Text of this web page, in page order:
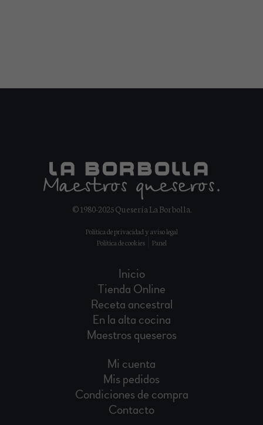
© 1980-2025 Quesería La Borbolla.
Política de privacidad yaviso legal
Política de cookies|Panel
Inicio
Tienda Online
Receta ancestral
En la alta cocina
Maestros queseros
Mi cuenta
Mis pedidos
Condiciones de compra
Contacto